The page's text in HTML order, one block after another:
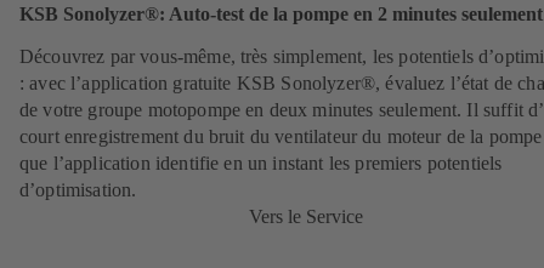
KSB Sonolyzer®: Auto-test de la pompe en 2 minutes seulement
Découvrez par vous-même, très simplement, les potentiels
: avec l’application gratuite KSB Sonolyzer®, évaluez l’état de
de votre groupe motopompe en deux minutes seulement. Il suffit
court enregistrement du bruit du ventilateur du moteur de la
que l’application identifie en un instant les premiers potentiels
d’optimisation.
Vers le Service